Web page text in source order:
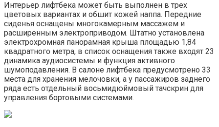
Интерьер лифтбека может быть выполнен в трех
цветовых вариантах и обшит кожей наппа. Передние
сиденья оснащены многокамерным массажем и
расширенным электроприводом. Штатно установлена
электрохромная панорамная крыша площадью 1,84
квадратного метра, в список оснащения также входят 23
динамика аудиосистемы и функция активного
шумоподавления. В салоне лифтбека предусмотрено 33
места для хранения мелочовки, а у пассажиров заднего
ряда есть отдельный восьмидюймовый тачскрин для
управления бортовыми системами.